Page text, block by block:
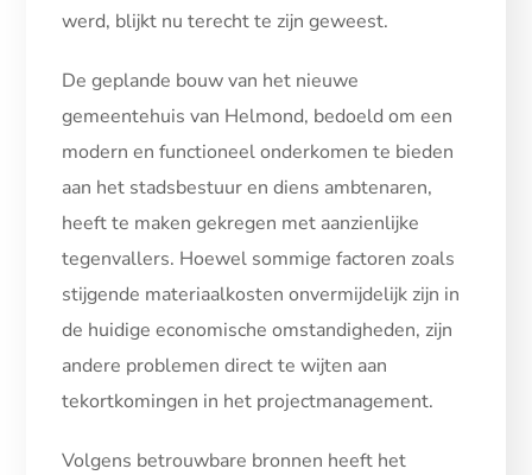
werd, blijkt nu terecht te zijn geweest.
De geplande bouw van het nieuwe
gemeentehuis van Helmond, bedoeld om een
modern en functioneel onderkomen te bieden
aan het stadsbestuur en diens ambtenaren,
heeft te maken gekregen met aanzienlijke
tegenvallers. Hoewel sommige factoren zoals
stijgende materiaalkosten onvermijdelijk zijn in
de huidige economische omstandigheden, zijn
andere problemen direct te wijten aan
tekortkomingen in het projectmanagement.
Volgens betrouwbare bronnen heeft het